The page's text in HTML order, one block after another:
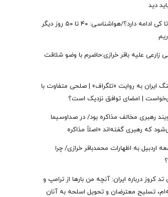
دید
گرمای تابستان تا کی ادامه دارد؟/هواشناسی: ۴۰ تا ۵۰ روز دیگر
زارعی علیه باقر خرازی:حاضرم با وضو شلاقت
ایران به روایت «تلگراف» | صلحی متفاوت با
| امضای توافق نزدیک است؟
رهبری مخالف مذاکره بود/ در صداوسیما
که رهبری گفته‌اند «اصلاً مذاکره
اردبیل به اظهارات محمدباقر خرازی/ چرا
کروز درباره ایران: آنچه من بارها از ترامپ و
تسلیح معترضان و تحویل اسلحه به آنان